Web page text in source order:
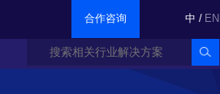
合作咨询 中 / EN